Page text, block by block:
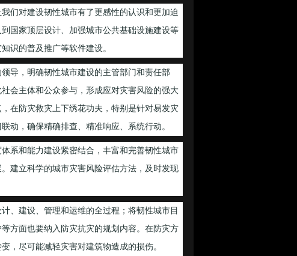
对建设韧性城市有了更感性的认识和更加迫
国家顶层设计、加强城市公共基础设施建设等
识的普及推广等软件建设。
导，明确韧性城市建设的主管部门和责任部
会主体和公众参与，形成应对灾害风险的强大
在防灾救灾上下绣花功夫，特别是针对易发灾
动，确保精确排查、精准响应、系统行动。
系和能力建设紧密结合，丰富和完善韧性城市
建立科学的城市灾害风险评估方法，及时发现
建设、管理和运维的全过程；将韧性城市目
方面也要纳入防灾抗灾的规划内容。在防灾方
，尽可能减轻灾害对建筑物造成的损伤。